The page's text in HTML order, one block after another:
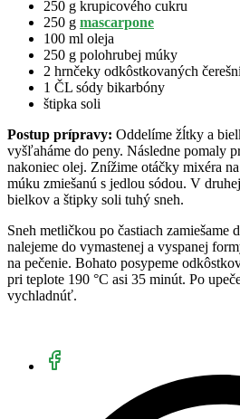
250 g krupicového cukru
250 g mascarpone
100 ml oleja
250 g polohrubej múky
2 hrnčeky odkôstkovaných
1 ČL sódy bikarbóny
štipka soli
Postup prípravy: Oddelíme žĺtky a
vyšľaháme do peny. Následne pomaly
nakoniec olej. Znížime otáčky mixéra
múku zmiešanú s jedlou sódou. V
bielkov a štipky soli tuhý sneh.
Sneh metličkou po častiach zamiešame
nalejeme do vymastenej a vyspanej
na pečenie. Bohato posypeme
pri teplote 190 °C asi 35 minút. Po
vychladnúť.